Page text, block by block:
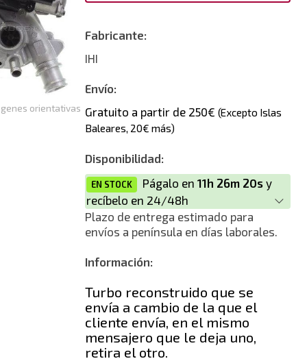
Fabricante:
IHI
Envío:
Gratuito a partir de 250€ (Excepto Islas
Baleares, 20€ más)
Disponibilidad:
EN STOCK Págalo en 11h 26m 19s y
recíbelo en 24/48h
Plazo de entrega estimado para
envíos a península en días laborales.
Información:
Turbo reconstruido que se
envía a cambio de la que el
cliente envía, en el mismo
mensajero que le deja uno,
retira el otro.
orientativas